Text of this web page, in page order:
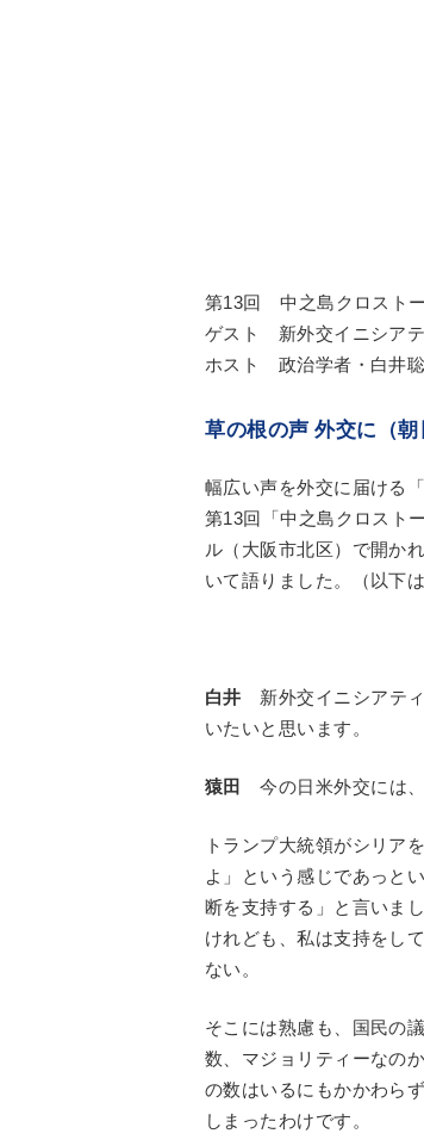
第13回 中之島クロスト
ゲスト 新外交イニシア
ホスト 政治学者・白井
草の根の声 外交に（
幅広い声を外交に届ける
第13回「中之島クロスト
ル（大阪市北区）で開か
いて語りました。（以下
白井 新外交イニシアテ
いたいと思います。
猿田 今の日米外交には、
トランプ大統領がシリア
よ」という感じであっと
断を支持する」と言いま
けれども、私は支持をし
ない。
そこには熟慮も、国民の
数、マジョリティーなの
の数はいるにもかかわら
しまったわけです。